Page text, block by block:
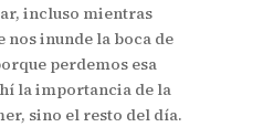
incluso mientras
inunde la boca de
perdemos esa
la importancia de la
sino el resto del día.